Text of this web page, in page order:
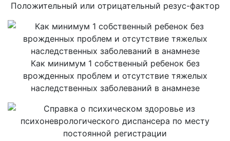
Положительный или отрицательный резус-фактор
Как минимум 1 собственный ребенок без
врожденных проблем и отсутствие тяжелых
наследственных заболеваний в анамнезе